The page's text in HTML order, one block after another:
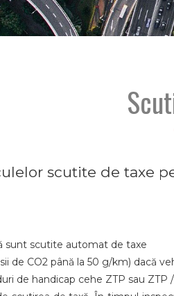
scutite de taxe
sunt scutite automat de taxe
de CO2 până la 50 g/km) dacă
de handicap cehe ZTP sau